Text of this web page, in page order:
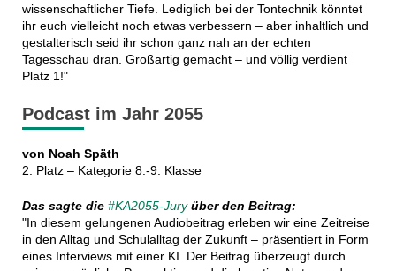
wissenschaftlicher Tiefe. Lediglich bei der Tontechnik könntet
ihr euch vielleicht noch etwas verbessern – aber inhaltlich und
gestalterisch seid ihr schon ganz nah an der echten
Tagesschau dran. Großartig gemacht – und völlig verdient
Platz 1!"
Podcast im Jahr 2055
von Noah Späth
2. Platz – Kategorie 8.-9. Klasse
Das sagte die #KA2055-Juryüber den Beitrag:
"In diesem gelungenen Audiobeitrag erleben wir eine Zeitreise
in den Alltag und Schulalltag der Zukunft – präsentiert in Form
eines Interviews mit einer KI. Der Beitrag überzeugt durch